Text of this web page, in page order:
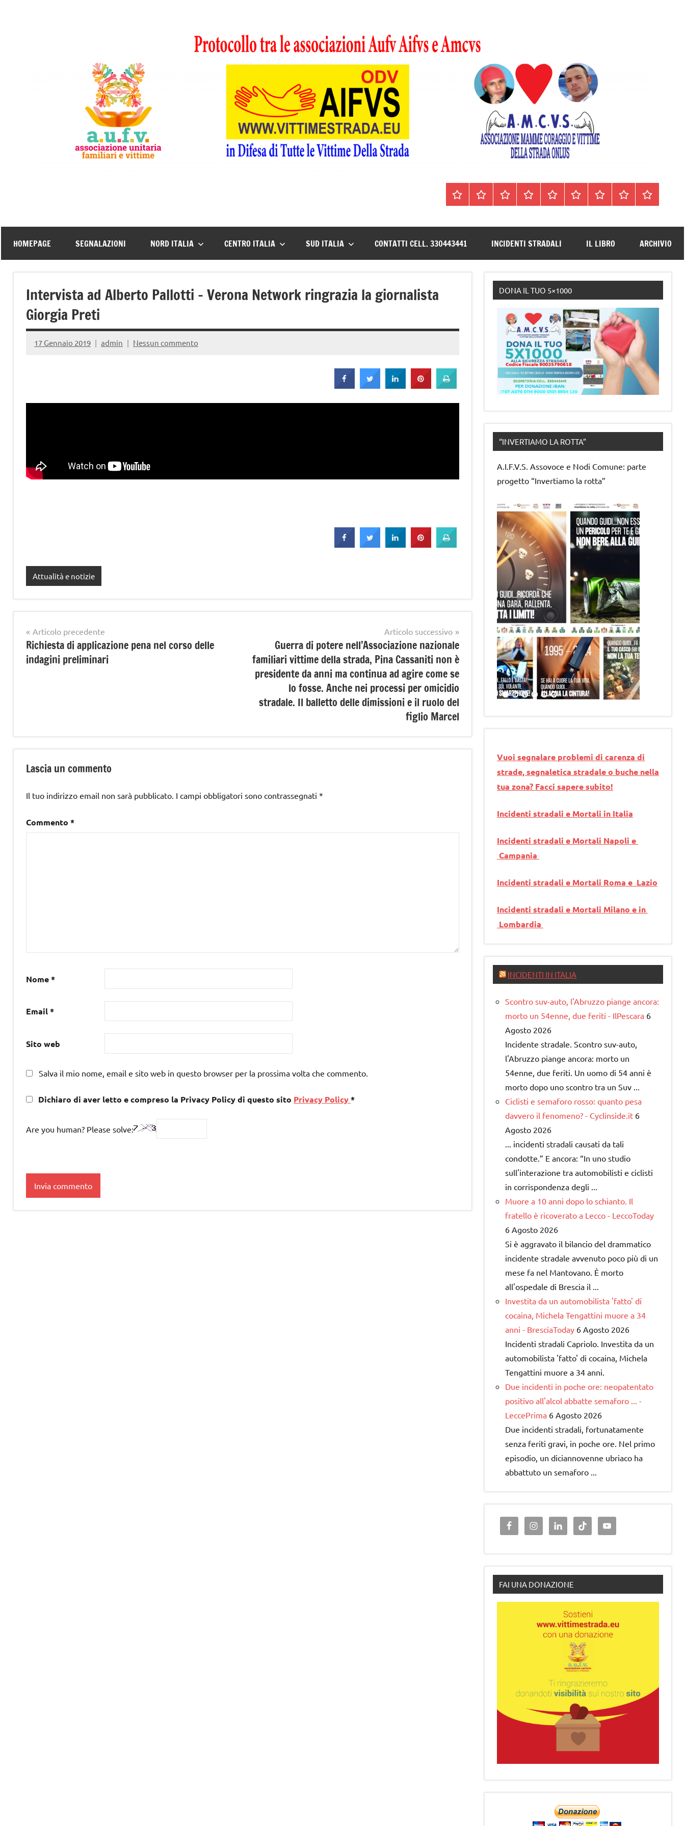
–
Associazione
Italiana
Familiari
e
della
di
tutte
strada
HomepageSegnalazioni
Nord
Centro
Sud
Contatti
330443441
Incidenti
Il
Archivio
HOMEPAGE SEGNALAZIONI NORD ITALIA CENTRO ITALIA SUD ITALIA CONTATTI CELL. 330443441 INCIDENTI STRADALI IL LIBRO ARCHIVIO
Intervista ad Alberto Pallotti – Verona Network ringrazia la giornalista
Giorgia Preti
17 Gennaio 2019 admin Nessun commento
Attualità e notizie
Navigazione
articoli
Articolo precedente
Richiesta di applicazione pena nel corso delle
indagini preliminari
Articolo successivo
Guerra di potere nell’Associazione nazionale
familiari vittime della strada, Pina Cassaniti non è
presidente da anni ma continua ad agire come se
lo fosse. Anche nei processi per omicidio
stradale. Il balletto delle dimissioni e il ruolo del
figlio Marcel
Lascia un commento
Il tuo indirizzo email non sarà pubblicato. I campi obbligatori sono contrassegnati *
Commento *
Nome*
Email*
Sito web
Salva il mio nome, email e sito web in questo browser per la prossima volta che commento.
Dichiaro di aver letto e compreso la Privacy Policy di questo sito Privacy Policy*
Are you human? Please solve:
DONA IL TUO 5×1000
“INVERTIAMO LA ROTTA”
A.I.F.V.S. Assovoce e Nodi Comune: parte
progetto “Invertiamo la rotta”
Vuoi segnalare problemi di carenza di
strade, segnaletica stradale o buche nella
tua zona? Facci sapere subito!
Incidenti stradali e Mortali in Italia
Incidenti stradali e Mortali Napoli e
Campania
Incidenti stradali e Mortali Roma e Lazio
Incidenti stradali e Mortali Milano e in
Lombardia
INCIDENTI IN ITALIA
Scontro suv-auto, l'Abruzzo piange ancora:
morto un 54enne, due feriti - IlPescara 6
Agosto 2026
Incidente stradale. Scontro suv-auto,
l'Abruzzo piange ancora: morto un
54enne, due feriti. Un uomo di 54 anni è
morto dopo uno scontro tra un Suv ...
Ciclisti e semaforo rosso: quanto pesa
davvero il fenomeno? - Cyclinside.it 6
Agosto 2026
... incidenti stradali causati da tali
condotte.” E ancora: “In uno studio
sull'interazione tra automobilisti e ciclisti
in corrispondenza degli ...
Muore a 10 anni dopo lo schianto. Il
fratello è ricoverato a Lecco - LeccoToday
6 Agosto 2026
Si è aggravato il bilancio del drammatico
incidente stradale avvenuto poco più di un
mese fa nel Mantovano. È morto
all'ospedale di Brescia il ...
Investita da un automobilista 'fatto' di
cocaina, Michela Tengattini muore a 34
anni - BresciaToday 6 Agosto 2026
Incidenti stradali Capriolo. Investita da un
automobilista 'fatto' di cocaina, Michela
Tengattini muore a 34 anni.
Due incidenti in poche ore: neopatentato
positivo all'alcol abbatte semaforo ... -
LeccePrima 6 Agosto 2026
Due incidenti stradali, fortunatamente
senza feriti gravi, in poche ore. Nel primo
episodio, un diciannovenne ubriaco ha
abbattuto un semaforo ...
FAI UNA DONAZIONE